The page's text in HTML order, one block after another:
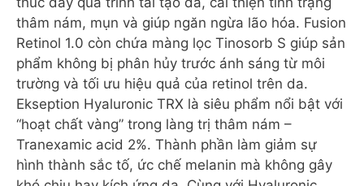
thâm nám, mụn và giúp ngăn ngừa lão hóa. Fusion
Retinol 1.0 còn chứa màng lọc Tinosorb S giúp sản
phẩm không bị phân hủy trước ánh sáng từ môi
trường và tối ưu hiệu quả của retinol trên da.
Ekseption Hyaluronic TRX là siêu phẩm nổi bật với
“hoạt chất vàng” trong làng trị thâm nám –
Tranexamic acid 2%. Thành phần làm giảm sự
hình thành sắc tố, ức chế melanin mà không gây